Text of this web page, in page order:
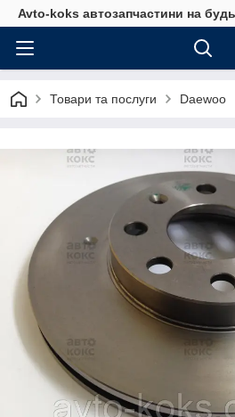
Avto-koks автозапчастини на
Товари та послуги Daewoo